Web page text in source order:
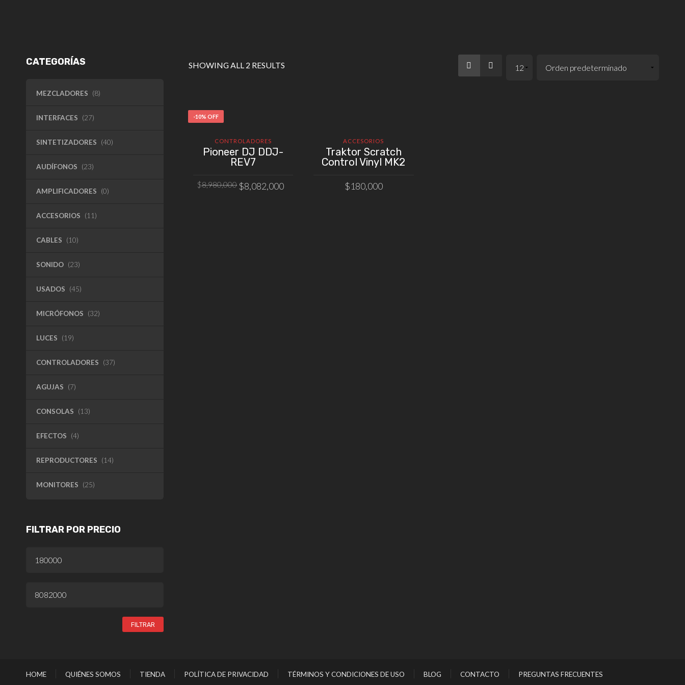
CATEGORÍAS
MEZCLADORES (8)
INTERFACES (27)
SINTETIZADORES (40)
AUDÍFONOS (23)
AMPLIFICADORES (0)
ACCESORIOS (11)
CABLES (10)
SONIDO (23)
USADOS (45)
MICRÓFONOS (32)
LUCES (19)
CONTROLADORES (37)
AGUJAS (7)
CONSOLAS (13)
EFECTOS (4)
REPRODUCTORES (14)
MONITORES (25)
FILTRAR POR PRECIO
MÍNIMO
MÁXIMO
FILTRAR
SHOWING ALL 2 RESULTS
-10% OFF
CONTROLADORES
Pioneer DJ DDJ-
REV7
$8,980,000 El
$8,082,000
ACCESORIOS
Traktor Scratch
Control Vinyl MK2
$180,000
HOME QUIÉNES SOMOS TIENDA POLÍTICA DE PRIVACIDAD TÉRMINOS Y CONDICIONES DE USO BLOG CONTACTO PREGUNTAS FRECUENTES